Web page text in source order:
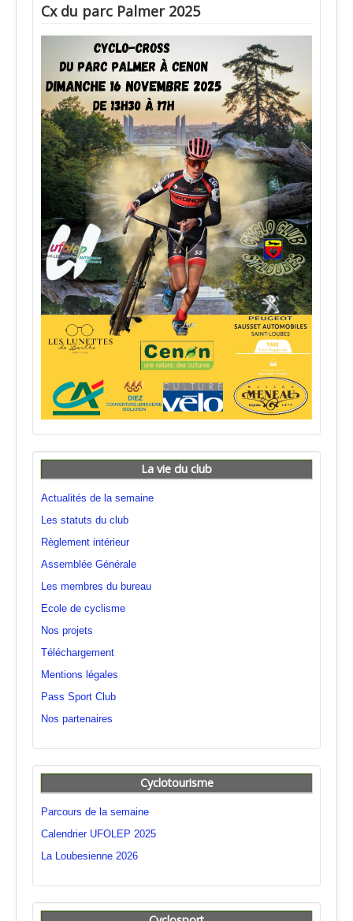
Cx du parc Palmer 2025
La vie du club
Actualités de la semaine
Les statuts du club
Règlement intérieur
Assemblée Générale
Les membres du bureau
Ecole de cyclisme
Nos projets
Téléchargement
Mentions légales
Pass Sport Club
Nos partenaires
Cyclotourisme
Parcours de la semaine
Calendrier UFOLEP 2025
La Loubesienne 2026